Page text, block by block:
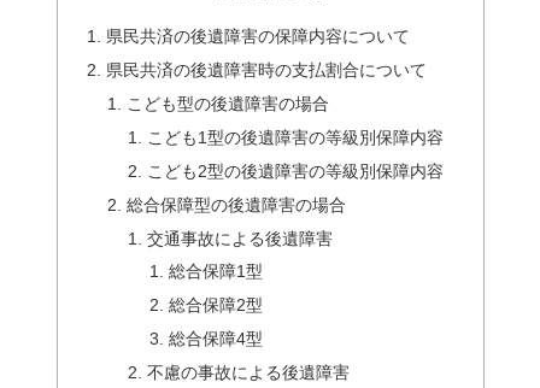
県民共済の後遺障害の保障内容について
県民共済の後遺障害時の支払割合について
こども型の後遺障害の場合
こども1型の後遺障害の等級別保障内容
こども2型の後遺障害の等級別保障内容
総合保障型の後遺障害の場合
交通事故による後遺障害
総合保障1型
総合保障2型
総合保障4型
不慮の事故による後遺障害